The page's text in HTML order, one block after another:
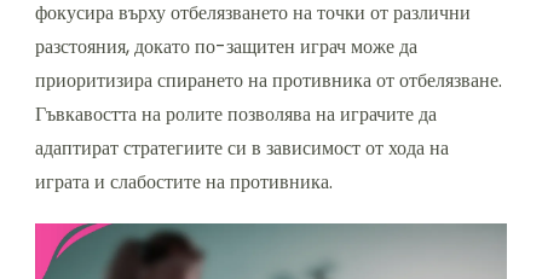
фокусира върху отбелязването на точки от различни
разстояния, докато по-защитен играч може да
приоритизира спирането на противника от отбелязване.
Гъвкавостта на ролите позволява на играчите да
адаптират стратегиите си в зависимост от хода на
играта и слабостите на противника.